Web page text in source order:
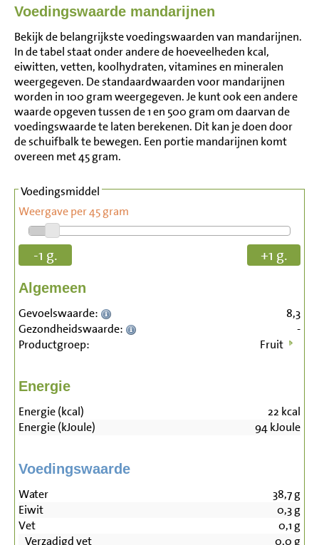
Voedingswaarde mandarijnen
Bekijk de belangrijkste voedingswaarden van mandarijnen.
In de tabel staat onder andere de hoeveelheden kcal,
eiwitten, vetten, koolhydraten, vitamines en mineralen
weergegeven. De standaardwaarden voor mandarijnen
worden in 100 gram weergegeven. Je kunt ook een andere
waarde opgeven tussen de 1 en 500 gram om daarvan de
voedingswaarde te laten berekenen. Dit kan je doen door
de schuifbalk te bewegen. Een portie mandarijnen komt
overeen met 45 gram.
Voedingsmiddel
Weergave per 45 gram
-1 g. +1 g.
Algemeen
Gevoelswaarde:
8,3
Gezondheidswaarde:
-
Productgroep:
Fruit
Energie
Energie (kcal) 22 kcal
Energie (kJoule)
94kJoule
Voedingswaarde
Water 38,7g
Eiwit
0,3g
Vet
0,1 g
Verzadigd vet
0,0 g